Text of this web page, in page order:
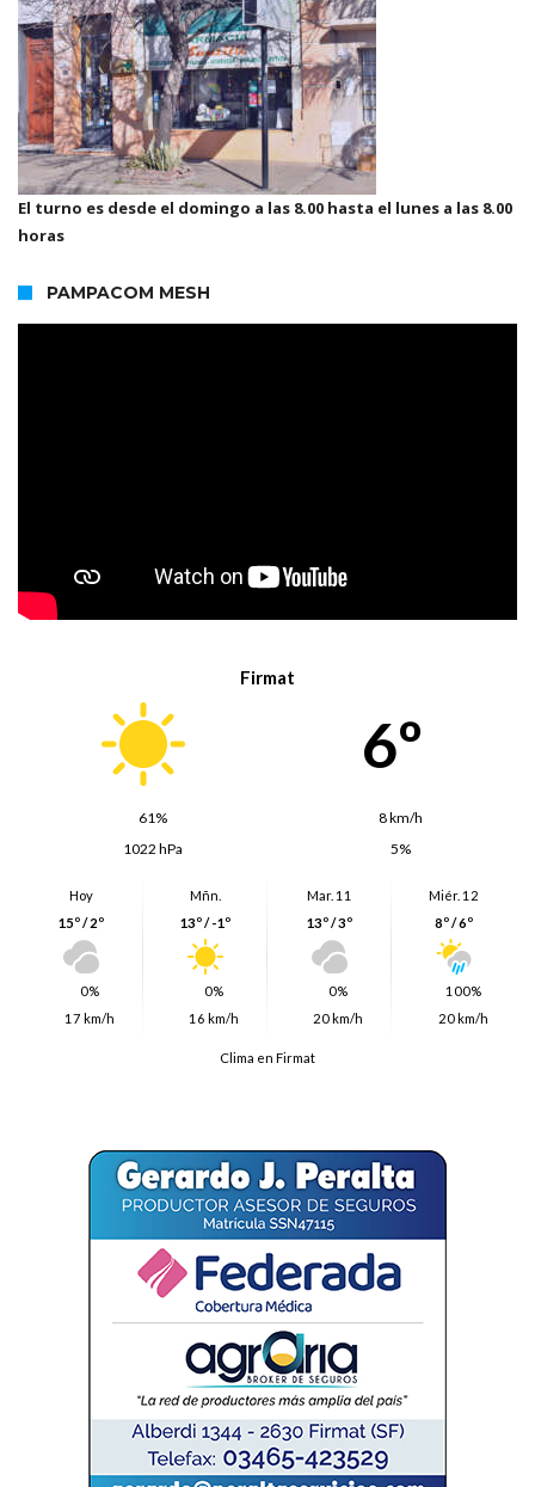
El turno es desde el domingo a las 8.00 hasta el lunes a las 8.00
horas
PAMPACOM MESH
Firmat
6º
61%
8 km/h
1022 hPa
5%
Hoy
15º / 2º
0%
17 km/h
Mñn.
13º / -1º
0%
16 km/h
Mar. 11
13º / 3º
0%
20 km/h
Miér. 12
8º / 6º
100%
20 km/h
Clima en Firmat